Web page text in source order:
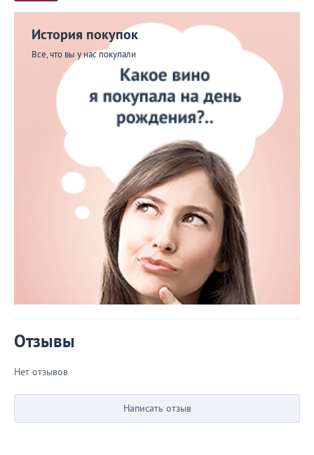
История покупок
Все, что вы у нас покупали
Отзывы
Нет отзывов
Написать отзыв